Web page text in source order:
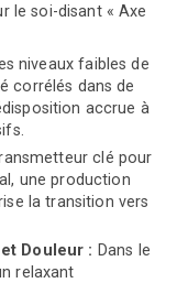
le soi-disant « Axe
niveaux faibles de
corrélés dans de
accrue à
clé pour
une production
la transition vers
Douleur : Dans le
relaxant